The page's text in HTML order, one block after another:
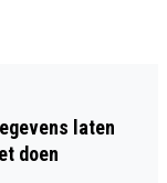
laten
doen